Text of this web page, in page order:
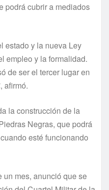
podrá cubrir a mediados
estado y la nueva Ley
empleo y la formalidad.
de ser el tercer lugar en
afirmó.
la construcción de la
Negras, que podrá
esté funcionando
un mes, anunció que se